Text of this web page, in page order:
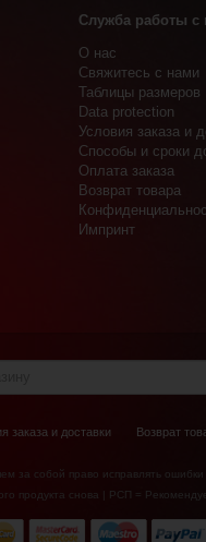
Служба работы с
О нас
Свяжитесь с нами
Таблицы размеров
Data protection
Условия заказа и
Способы и сроки
Оплата заказа
Возврат товара
Импринт
заказа и доставки Возврат
за собой право исправлять
продукта снова | РСП =